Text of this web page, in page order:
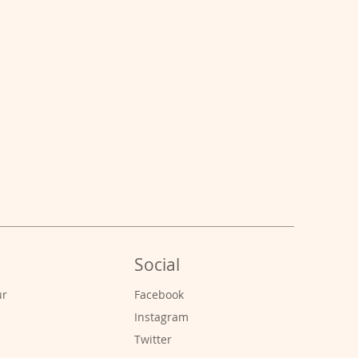
Social
Facebook
Instagram
Twitter